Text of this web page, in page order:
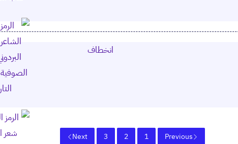
Previous
1
2
3
Next